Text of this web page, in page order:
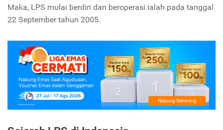
Maka, LPS mulai berdiri dan beroperasi ialah pada tanggal
22 September tahun 2005.